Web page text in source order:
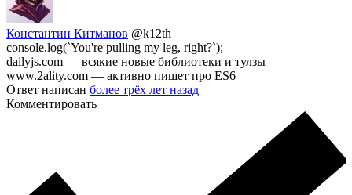
Константин Китманов @k12th
console.log(`You're pulling my leg, right?`);
dailyjs.com — всякие новые библиотеки и тулзы
www.2ality.com — активно пишет про ES6
Ответ написан более трёх лет назад
Комментировать